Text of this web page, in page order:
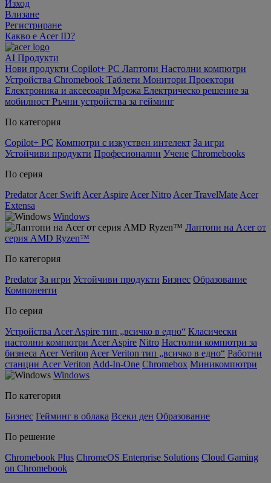
Изход
Влизане
Регистриране
Какво е Acer ID?
AI Продукти
Нови продукти Copilot+ PC Лаптопи Настолни компютри
Устройства Chromebook Таблети Монитори Проектори
Електроника и аксесоари Мрежа Електрическо решение за
мобилност Ръчни устройства за гейминг
По категория
Copilot+ PC Компютри с изкуствен интелект За игри
Устойчиви продукти Професионални Учене Chromebooks
По серия
Predator Acer Swift Acer Aspire Acer Nitro Acer TravelMate Acer
Extensa
Windows
Лаптопи на Acer от
серия AMD Ryzen™
По категория
Predator За игри Устойчиви продукти Бизнес Образование
Компоненти
По серия
Устройства Acer Aspire тип „всичко в едно“ Класически
настолни компютри Acer Aspire Nitro Настолни компютри за
бизнеса Acer Veriton Acer Veriton тип „всичко в едно“ Работни
станции Acer Veriton Add-In-One Chromebox Миникомпютри
Windows
По категория
Бизнес Гейминг в облака Всеки ден Образование
По решение
Chromebook Plus ChromeOS Enterprise Solutions Cloud Gaming
on Chromebook